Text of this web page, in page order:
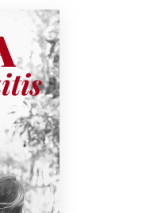
+370 667 80 541